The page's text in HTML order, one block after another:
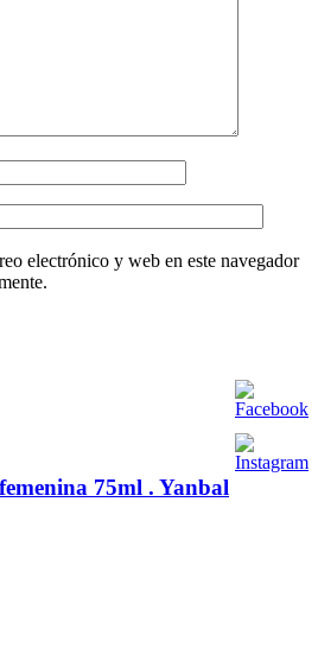
electrónico y web en este navegador
75ml . Yanbal